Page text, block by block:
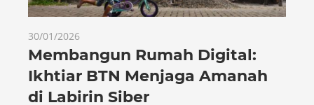
30/01/2026
Membangun Rumah Digital:
Ikhtiar BTN Menjaga Amanah
di Labirin Siber